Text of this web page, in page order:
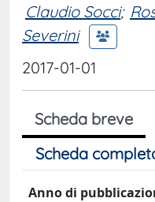
Claudio Socci;
Severini
2017-01-01
Scheda breve
Scheda
Anno di